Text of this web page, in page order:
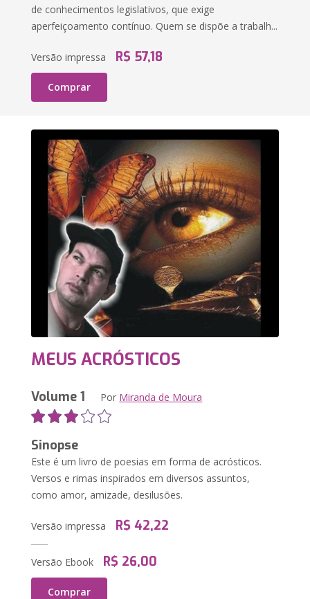
de conhecimentos legislativos, que exige
aperfeiçoamento contínuo. Quem se dispõe a trabalh...
Versão impressa R$ 57,18
Comprar
MEUS ACRÓSTICOS
Volume 1 Por Miranda de Moura
Sinopse
Este é um livro de poesias em forma de acrósticos.
Versos e rimas inspirados em diversos assuntos,
como amor, amizade, desilusões.
Versão impressa R$ 42,22
Versão Ebook R$ 26,00
Comprar